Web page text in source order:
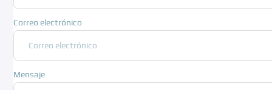
Correo electrónico
Mensaje